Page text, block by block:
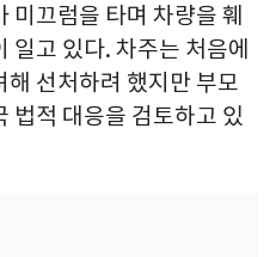
미끄럼을 타며 차량을 훼
일고 있다. 차주는 처음에
선처하려 했지만 부모
법적 대응을 검토하고 있